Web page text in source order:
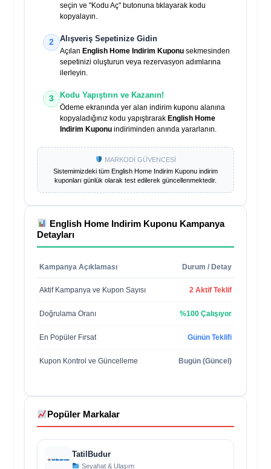
seçin ve "Kodu Aç" butonuna tıklayarak kodu
kopyalayın.
2 Alışveriş Sepetinize Gidin
Açılan English Home Indirim Kuponu sekmesinden
sepetinizi oluşturun veya rezervasyon adımlarına
ilerleyin.
3 Kodu Yapıştırın ve Kazanın!
Ödeme ekranında yer alan indirim kuponu alanına
kopyaladığınız kodu yapıştırarak English Home
Indirim Kuponu indiriminden anında yararlanın.
MARKODİ GÜVENCESİ
Sistemimizdeki tüm English Home Indirim Kuponu indirim
kuponları günlük olarak test edilerek güncellenmektedir.
English Home Indirim Kuponu Kampanya
Detayları
Kampanya Açıklaması Durum / Detay
Aktif Kampanya ve Kupon Sayısı 2 Aktif Teklif
Doğrulama Oranı %100 Çalışıyor
En Popüler Fırsat Günün Teklifi
Kupon Kontrol ve Güncelleme Bugün (Güncel)
Popüler Markalar
TatilBudur
Seyahat & Ulaşım